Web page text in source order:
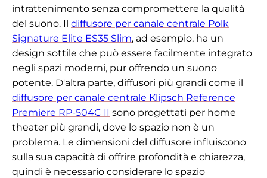
intrattenimento senza compromettere la qualità
del suono. Il diffusore per canale centrale Polk
Signature Elite ES35 Slim, ad esempio, ha un
design sottile che può essere facilmente integrato
negli spazi moderni, pur offrendo un suono
potente. D'altra parte, diffusori più grandi come il
diffusore per canale centrale Klipsch Reference
Premiere RP-504C II sono progettati per home
theater più grandi, dove lo spazio non è un
problema. Le dimensioni del diffusore influiscono
sulla sua capacità di offrire profondità e chiarezza,
quindi è necessario considerare lo spazio